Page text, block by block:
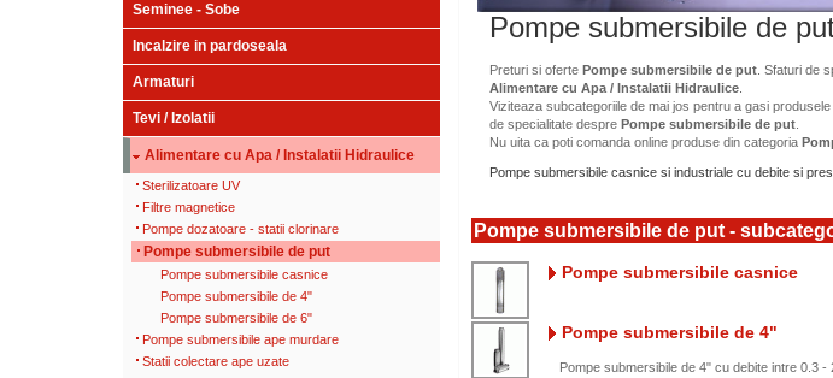
Seminee - Sobe
Incalzire in pardoseala
Armaturi
Tevi / Izolatii
Alimentare cu Apa / Instalatii Hidraulice
Sterilizatoare UV
Filtre magnetice
Pompe dozatoare - statii clorinare
Pompe submersibile de put
Pompe submersibile casnice
Pompe submersibile de 4"
Pompe submersibile de 6"
Pompe submersibile ape murdare
Statii colectare ape uzate
Pompe submersibile de
Preturi si oferte Pompe submersibile de put. Sfaturi de
Alimentare cu Apa / Instalatii Hidraulice.
Viziteaza subcategoriile de mai jos pentru a gasi
de specialitate despre Pompe submersibile de put.
Nu uita ca poti comanda online produse din categoria
Pompe submersibile casnice si industriale cu debite si
Pompe submersibile de put -
Pompe submersibile casnice
Pompe submersibile de 4"
Pompe submersibile de 4" cu debite intre 0.3